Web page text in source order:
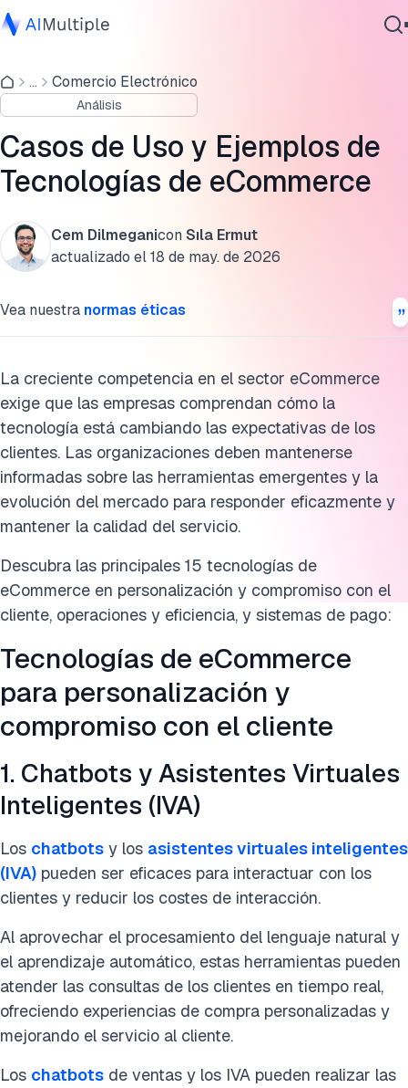
IA agencial
Ciberseguridad
Datos
Software empresarial
Servicios
... Comercio Electrónico
Análisis
Casos de Uso y Ejemplos de
Tecnologías de eCommerce
Cem Dilmeganicon Sıla Ermut
actualizado el18 de may. de 2026
Vea nuestra normas éticas
La creciente competencia en el sector eCommerce
exige que las empresas comprendan cómo la
tecnología está cambiando las expectativas de los
clientes. Las organizaciones deben mantenerse
informadas sobre las herramientas emergentes y la
evolución del mercado para responder eficazmente y
mantener la calidad del servicio.
Descubra las principales 15 tecnologías de
eCommerce en personalización y compromiso con el
cliente, operaciones y eficiencia, y sistemas de pago:
Tecnologías de eCommerce
para personalización y
compromiso con el cliente
1. Chatbots y Asistentes Virtuales
Inteligentes (IVA)
Los chatbots y los asistentes virtuales inteligentes
(IVA) pueden ser eficaces para interactuar con los
clientes y reducir los costes de interacción.
Al aprovechar el procesamiento del lenguaje natural y
el aprendizaje automático, estas herramientas pueden
atender las consultas de los clientes en tiempo real,
ofreciendo experiencias de compra personalizadas y
mejorando el servicio al cliente.
Los chatbots de ventas y los IVA pueden realizar las
Tecnologías de eCommerce para operaciones y eficiencia
Tecnologías de eCommerce para sistemas de pago
Conclusión
Cita esta investigación